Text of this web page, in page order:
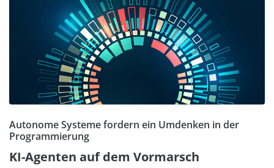
Autonome Systeme fordern ein Umdenken in der
Programmierung
KI-Agenten auf dem Vormarsch